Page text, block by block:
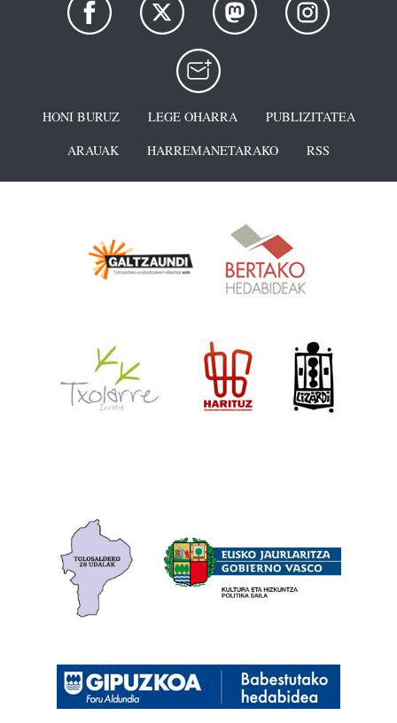
HONI BURUZ LEGE OHARRA
PUBLIZITATEA
ARAUAK
HARREMANETARAKO RSS